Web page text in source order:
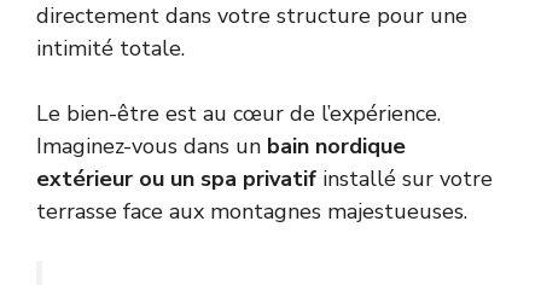
directement dans votre structure pour une
intimité totale.
Le bien-être est au cœur de l’expérience.
Imaginez-vous dans un bain nordique
extérieur ou un spa privatif installé sur votre
terrasse face aux montagnes majestueuses.